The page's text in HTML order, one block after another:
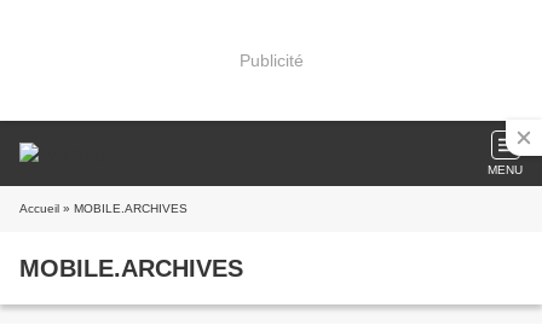
Publicité
MENU
Accueil » MOBILE.ARCHIVES
MOBILE.ARCHIVES